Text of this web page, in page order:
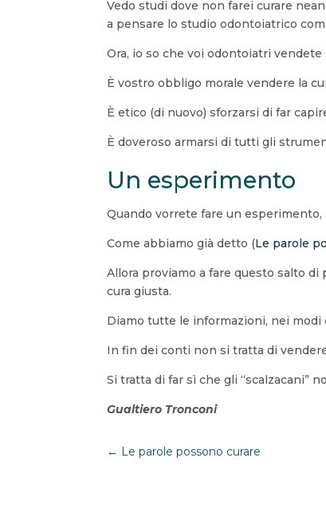
Vedo studi dove non farei curare
a pensare lo studio odontoiatrico
Ora, io so che voi odontoiatri
È vostro obbligo morale vendere la
È etico (di nuovo) sforzarsi di far
È doveroso armarsi di tutti gli
Un esperimento
Quando vorrete fare un esperimento,
Come abbiamo già detto (Le parole
Allora proviamo a fare questo salto
cura giusta.
Diamo tutte le informazioni, nei
In fin dei conti non si tratta di
Si tratta di far sì che gli “scalzacani”
Gualtiero Tronconi
← Le parole possono curare